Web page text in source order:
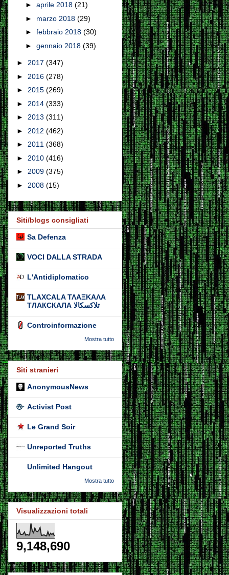
► aprile 2018 (21)
► marzo 2018 (29)
► febbraio 2018 (30)
► gennaio 2018 (39)
► 2017 (347)
► 2016 (278)
► 2015 (269)
► 2014 (333)
► 2013 (311)
► 2012 (462)
► 2011 (368)
► 2010 (416)
► 2009 (375)
► 2008 (15)
Siti/blogs consigliati
Sa Defenza
VOCI DALLA STRADA
L'Antidiplomatico
TLAXCALA ΤΛΑΞΚΑΛΑ
ТЛАКСКАЛА تلاكسكالا
Controinformazione
Mostra tutto
Siti stranieri
AnonymousNews
Activist Post
Le Grand Soir
Unreported Truths
Unlimited Hangout
Mostra tutto
Visualizzazioni totali
9,148,690